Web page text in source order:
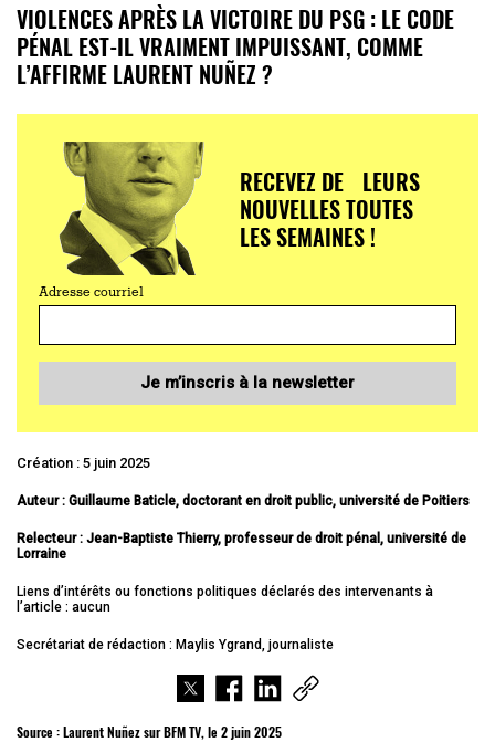
VIOLENCES APRÈS LA VICTOIRE DU PSG : LE CODE
PÉNAL EST-IL VRAIMENT IMPUISSANT, COMME
L’AFFIRME LAURENT NUÑEZ ?
RECEVEZ DE LEURS
NOUVELLES TOUTES
LES SEMAINES !
Adresse courriel
Je m’inscris à la newsletter
Création : 5 juin 2025
Auteur : Guillaume Baticle, doctorant en droit public, université de Poitiers
Relecteur : Jean-Baptiste Thierry, professeur de droit pénal, université de
Lorraine
Liens d’intérêts ou fonctions politiques déclarés des intervenants à
l’article : aucun
Secrétariat de rédaction : Maylis Ygrand, journaliste
Source :Laurent Nuñez sur BFM TV, le 2 juin 2025